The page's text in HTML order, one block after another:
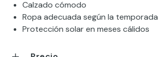
Calzado cómodo
Ropa adecuada según la temporada
Protección solar en meses cálidos